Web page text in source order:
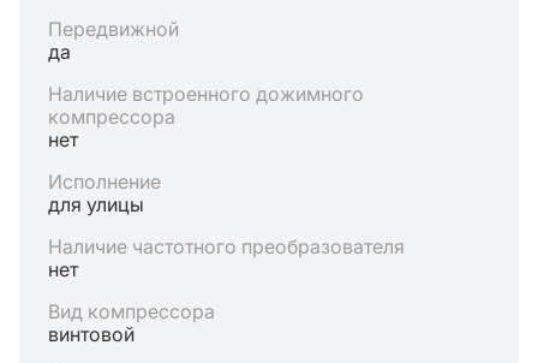
Передвижной
да
Наличие встроенного дожимного
компрессора
нет
Исполнение
для улицы
Наличие частотного преобразователя
нет
Вид компрессора
винтовой